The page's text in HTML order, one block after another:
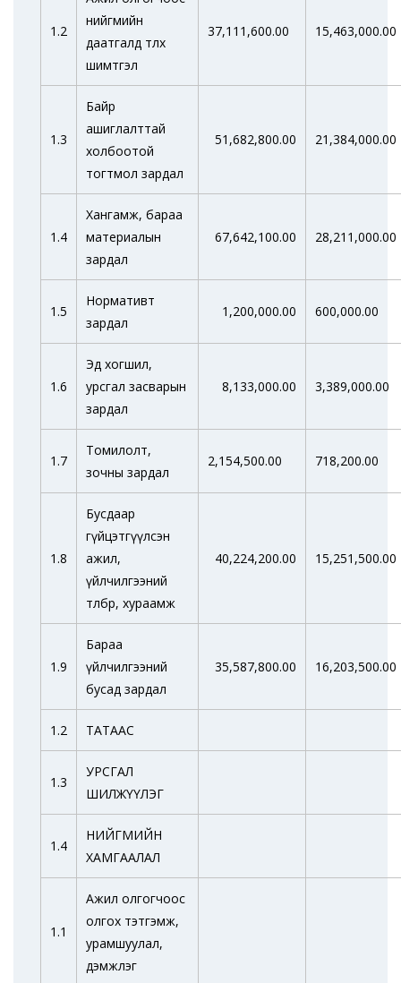
1.2
нийгмийн
даатгалд төлөх
шимтгэл
37,111,600.00 15,463,000.00
1.3
Байр
ашиглалттай
холбоотой
тогтмол зардал
51,682,800.00 21,384,000.00
1.4
Хангамж, бараа
материалын
зардал
67,642,100.00 28,211,000.00
1.5
Нормативт
зардал
1,200,000.00 600,000.00
1.6
Эд хогшил,
урсгал засварын
зардал
8,133,000.00 3,389,000.00
1.7
Томилолт,
зочны зардал
2,154,500.00 718,200.00
1.8
Бусдаар
гүйцэтгүүлсэн
ажил,
үйлчилгээний
төлбөр, хураамж
40,224,200.00 15,251,500.00
1.9
Бараа
үйлчилгээний
бусад зардал
35,587,800.00 16,203,500.00
1.2 ТАТААС
1.3
УРСГАЛ
ШИЛЖҮҮЛЭГ
1.4
НИЙГМИЙН
ХАМГААЛАЛ
1.1
Ажил олгогчоос
олгох тэтгэмж,
урамшуулал,
дэмжлэг